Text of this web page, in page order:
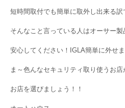
短時間取付でも簡単に取外し出来る訳
そんなこと言っている人はオーサー製
安心してください！IGLA簡単に外せま
ま～色んなセキュリティ取り使うお
お店を選びましょう！！